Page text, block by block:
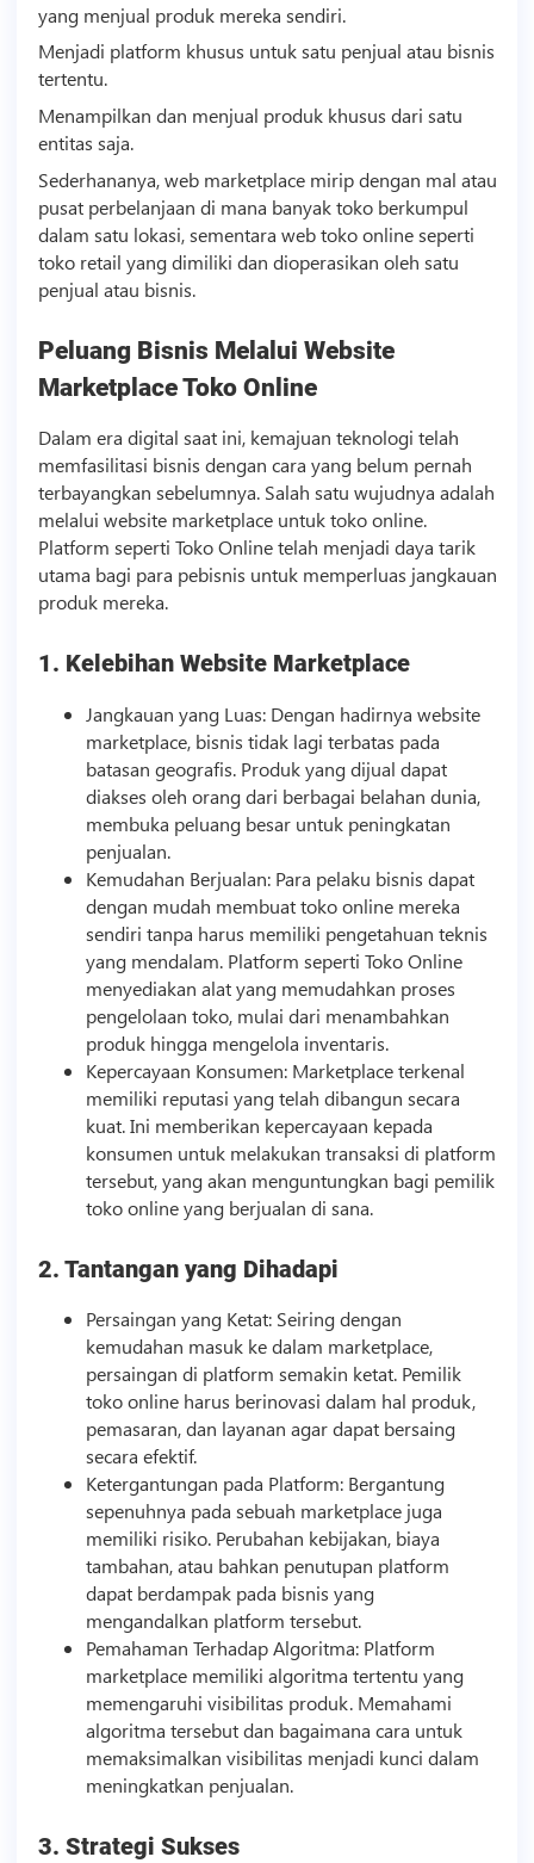
yang menjual produk mereka sendiri.
Menjadi platform khusus untuk satu penjual atau bisnis
tertentu.
Menampilkan dan menjual produk khusus dari satu
entitas saja.
Sederhananya, web marketplace mirip dengan mal atau
pusat perbelanjaan di mana banyak toko berkumpul
dalam satu lokasi, sementara web toko online seperti
toko retail yang dimiliki dan dioperasikan oleh satu
penjual atau bisnis.
Peluang Bisnis Melalui Website
Marketplace Toko Online
Dalam era digital saat ini, kemajuan teknologi telah
memfasilitasi bisnis dengan cara yang belum pernah
terbayangkan sebelumnya. Salah satu wujudnya adalah
melalui website marketplace untuk toko online.
Platform seperti Toko Online telah menjadi daya tarik
utama bagi para pebisnis untuk memperluas jangkauan
produk mereka.
1. Kelebihan Website Marketplace
Jangkauan yang Luas: Dengan hadirnya website
marketplace, bisnis tidak lagi terbatas pada
batasan geografis. Produk yang dijual dapat
diakses oleh orang dari berbagai belahan dunia,
membuka peluang besar untuk peningkatan
penjualan.
Kemudahan Berjualan: Para pelaku bisnis dapat
dengan mudah membuat toko online mereka
sendiri tanpa harus memiliki pengetahuan teknis
yang mendalam. Platform seperti Toko Online
menyediakan alat yang memudahkan proses
pengelolaan toko, mulai dari menambahkan
produk hingga mengelola inventaris.
Kepercayaan Konsumen: Marketplace terkenal
memiliki reputasi yang telah dibangun secara
kuat. Ini memberikan kepercayaan kepada
konsumen untuk melakukan transaksi di platform
tersebut, yang akan menguntungkan bagi pemilik
toko online yang berjualan di sana.
2. Tantangan yang Dihadapi
Persaingan yang Ketat: Seiring dengan
kemudahan masuk ke dalam marketplace,
persaingan di platform semakin ketat. Pemilik
toko online harus berinovasi dalam hal produk,
pemasaran, dan layanan agar dapat bersaing
secara efektif.
Ketergantungan pada Platform: Bergantung
sepenuhnya pada sebuah marketplace juga
memiliki risiko. Perubahan kebijakan, biaya
tambahan, atau bahkan penutupan platform
dapat berdampak pada bisnis yang
mengandalkan platform tersebut.
Pemahaman Terhadap Algoritma: Platform
marketplace memiliki algoritma tertentu yang
memengaruhi visibilitas produk. Memahami
algoritma tersebut dan bagaimana cara untuk
memaksimalkan visibilitas menjadi kunci dalam
meningkatkan penjualan.
3. Strategi Sukses